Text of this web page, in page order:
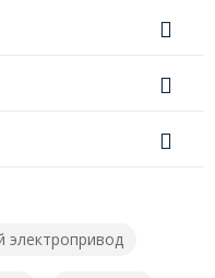
электропривод